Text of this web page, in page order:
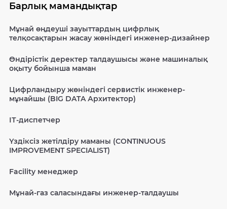
Барлық мамандықтар
Мұнай өңдеуші зауыттардың цифрлық
телқосақтарын жасау жөніндегі инженер-дизайнер
Өндірістік деректер талдаушысы және машиналық
оқыту бойынша маман
Цифрландыру жөніндегі сервистік инженер-
мұнайшы (BIG DATA Архитектор)
ІТ-диспетчер
Үздіксіз жетілдіру маманы (CONTINUOUS
IMPROVEMENT SPECIALIST)
Facility менеджер
Мұнай-газ саласындағы инженер-талдаушы